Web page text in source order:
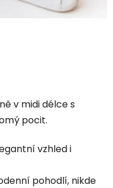
v midi délce s
pocit.
vzhled i
pohodlí, nikde